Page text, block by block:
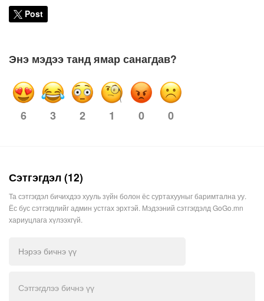
Post
Энэ мэдээ танд ямар санагдав?
6 3 2 1 0 0
Сэтгэгдэл (12)
Та сэтгэгдэл бичихдээ хууль зүйн болон ёс суртахууныг баримтална уу.
Ёс бус сэтгэгдлийг админ устгах эрхтэй. Мэдээний сэтгэгдэлд GoGo.mn
хариуцлага хүлээхгүй.